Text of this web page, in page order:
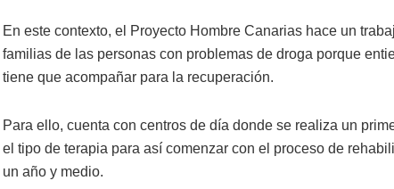
En este contexto, el Proyecto Hombre Canarias hace un
familias de las personas con problemas de droga porque
tiene que acompañar para la recuperación.
Para ello, cuenta con centros de día donde se realiza un
el tipo de terapia para así comenzar con el proceso de
un año y medio.